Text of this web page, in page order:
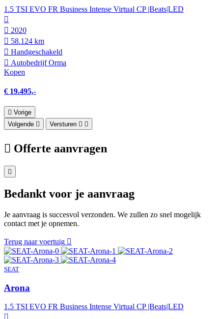
1.5 TSI EVO FR Business Intense Virtual CP |Beats|LED
2020
58.124 km
Hand­geschakeld
Autobedrijf Orma
Kopen
€ 19.495,-
Vorige
Volgende
Versturen
Offerte aanvragen
Bedankt voor je aanvraag
Je aanvraag is succesvol verzonden. We zullen zo snel mogelijk
contact met je opnemen.
Terug naar voertuig
SEAT
Arona
1.5 TSI EVO FR Business Intense Virtual CP |Beats|LED